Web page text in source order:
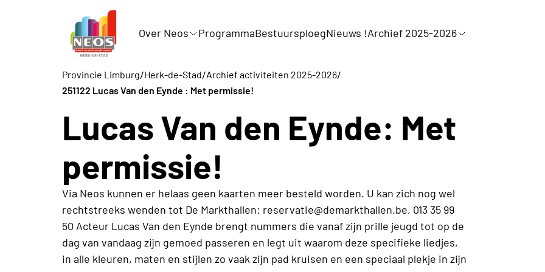
Over Neos ProgrammaBestuursploegNieuws !Archief 2025-2026
Provincie Limburg/Herk-de-Stad/Archief activiteiten 2025-2026/
251122 Lucas Van den Eynde : Met permissie!
Lucas Van den Eynde: Met
permissie!
Via Neos kunnen er helaas geen kaarten meer besteld worden. U kan zich nog wel
rechtstreeks wenden tot De Markthallen: reservatie@demarkthallen.be, 013 35 99
50 Acteur Lucas Van den Eynde brengt nummers die vanaf zijn prille jeugd tot op de
dag van vandaag zijn gemoed passeren en legt uit waarom deze specifieke liedjes,
in alle kleuren, maten en stijlen zo vaak zijn pad kruisen en een speciaal plekje in zijn